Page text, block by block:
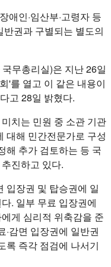
애인·임산부·고령자 등
반권과 구별되는 별도의
무총리실)은 지난 26일
'를 열고 이 같은 내용이
고 28일 밝혔다.
치는 민원 중 소관 기관
대해 민간전문가로 구성
해 추가 검토하는 등 국
진하고 있다.
입장권 및 탑승권에 일
. 일부 무료 입장권에
게 심리적 위축감을 준
·감면 입장권에 일반권
록 즉각 점검에 나서기